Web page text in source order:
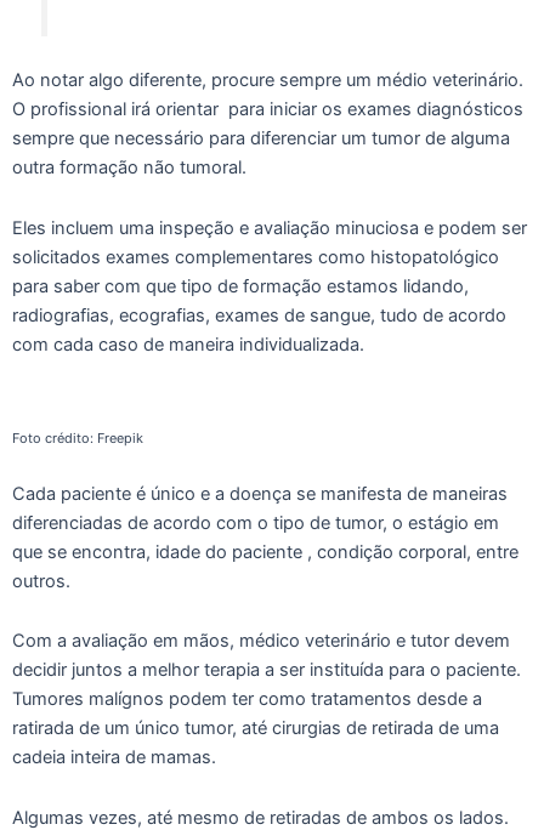
Ao notar algo diferente, procure sempre um médio veterinário.
O profissional irá orientar para iniciar os exames diagnósticos
sempre que necessário para diferenciar um tumor de alguma
outra formação não tumoral.
Eles incluem uma inspeção e avaliação minuciosa e podem ser
solicitados exames complementares como histopatológico
para saber com que tipo de formação estamos lidando,
radiografias, ecografias, exames de sangue, tudo de acordo
com cada caso de maneira individualizada.
Foto crédito: Freepik
Cada paciente é único e a doença se manifesta de maneiras
diferenciadas de acordo com o tipo de tumor, o estágio em
que se encontra, idade do paciente , condição corporal, entre
outros.
Com a avaliação em mãos, médico veterinário e tutor devem
decidir juntos a melhor terapia a ser instituída para o paciente.
Tumores malígnos podem ter como tratamentos desde a
ratirada de um único tumor, até cirurgias de retirada de uma
cadeia inteira de mamas.
Algumas vezes, até mesmo de retiradas de ambos os lados.